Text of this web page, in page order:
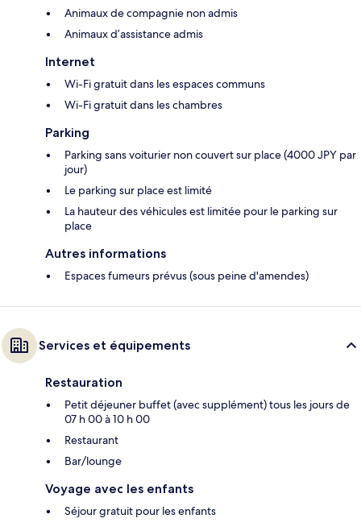
Animaux de compagnie non admis
Animaux d’assistance admis
Internet
Wi-Fi gratuit dans les espaces communs
Wi-Fi gratuit dans les chambres
Parking
Parking sans voiturier non couvert sur place (4000 JPY par
jour)
Le parking sur place est limité
La hauteur des véhicules est limitée pour le parking sur
place
Autres informations
Espaces fumeurs prévus (sous peine d'amendes)
Services et équipements
Restauration
Petit déjeuner buffet (avec supplément) tous les jours de
07 h 00 à 10 h 00
Restaurant
Bar/lounge
Voyage avec les enfants
Séjour gratuit pour les enfants